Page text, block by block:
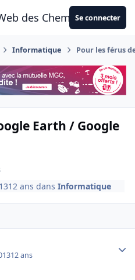
des CheminotsSe connecter
Informatique Pour les férus
Earth / Google
12 ans dansInformatique
12 ans